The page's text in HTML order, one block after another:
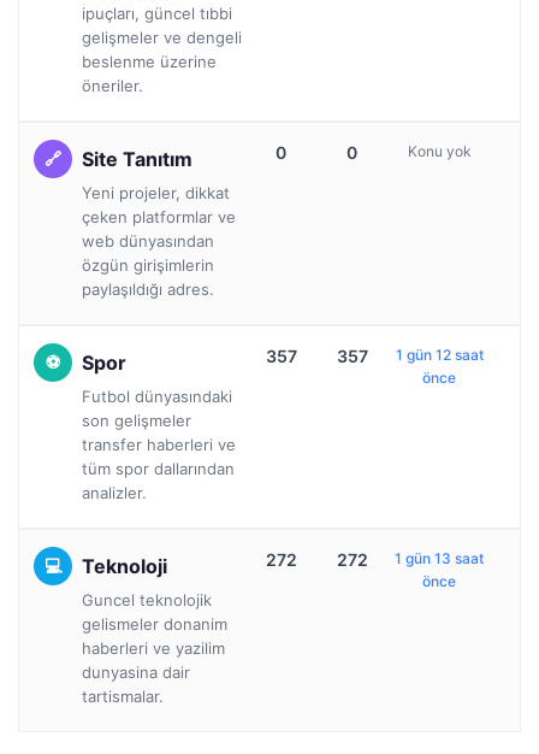
ipuçları, güncel tıbbi
gelişmeler ve dengeli
beslenme üzerine
öneriler.
Site Tanıtım
Yeni projeler, dikkat
çeken platformlar ve
web dünyasından
özgün girişimlerin
paylaşıldığı adres.
0 0 Konu yok
Spor
Futbol dünyasındaki
son gelişmeler
transfer haberleri ve
tüm spor dallarından
analizler.
357 357
1 gün 12 saat
önce
Teknoloji
Guncel teknolojik
gelismeler donanim
haberleri ve yazilim
dunyasina dair
tartismalar.
272 272
1 gün 13 saat
önce